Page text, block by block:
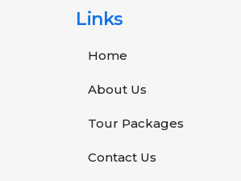
Links
Home
About Us
Tour Packages
Contact Us